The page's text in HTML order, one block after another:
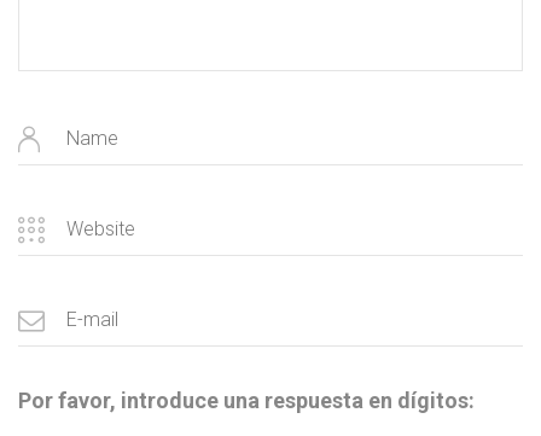
Por favor, introduce una respuesta en dígitos: